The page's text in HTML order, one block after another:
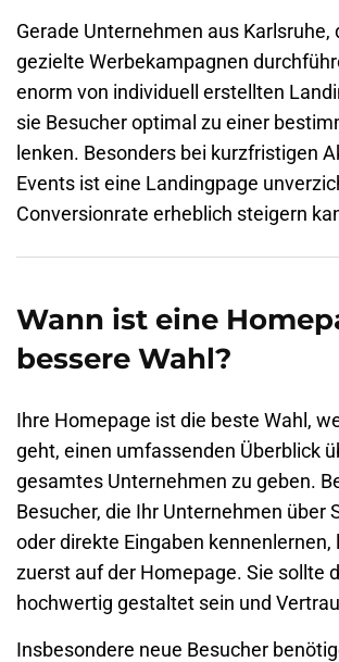
Gerade Unternehmen aus Karlsruhe,
gezielte Werbekampagnen
enorm von individuell erstellten
sie Besucher optimal zu einer
lenken. Besonders bei kurzfristigen
Events ist eine Landingpage
Conversionrate erheblich steigern
Wann ist eine
bessere Wahl?
Ihre Homepage ist die beste Wahl,
geht, einen umfassenden Überblick
gesamtes Unternehmen zu geben.
Besucher, die Ihr Unternehmen über
oder direkte Eingaben
zuerst auf der Homepage. Sie sollte
hochwertig gestaltet sein und
Insbesondere neue Besucher